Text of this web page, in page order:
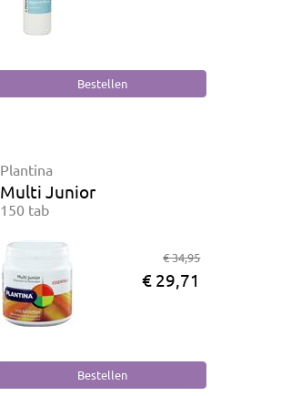
Plantina
Multi Junior
150 tab
€ 34,95
€ 29,71